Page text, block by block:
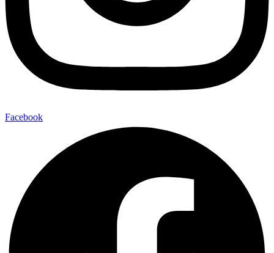
Facebook